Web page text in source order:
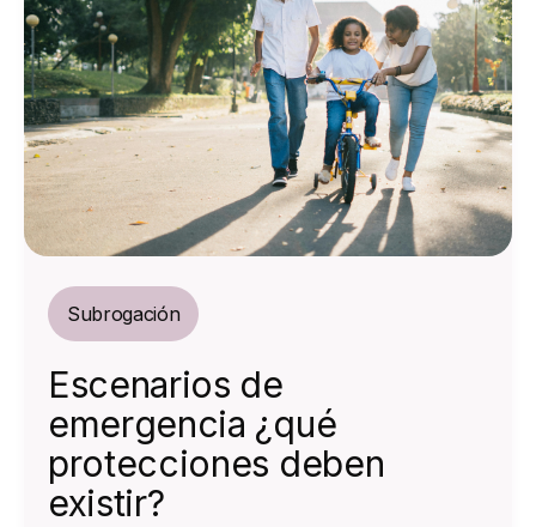
Subrogación
Escenarios de
emergencia ¿qué
protecciones deben
existir?